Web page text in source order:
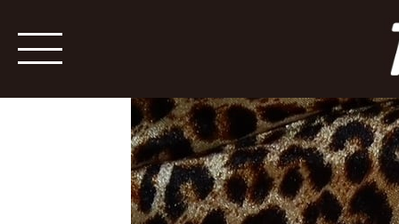
VINTAGE DIOR BLING PEACE